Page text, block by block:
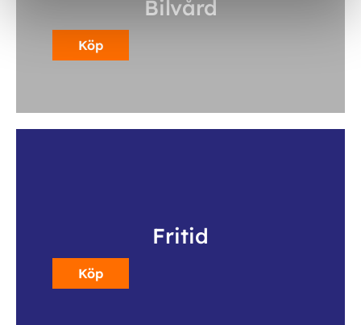
Fritid
Köp
Bilvård
Köp